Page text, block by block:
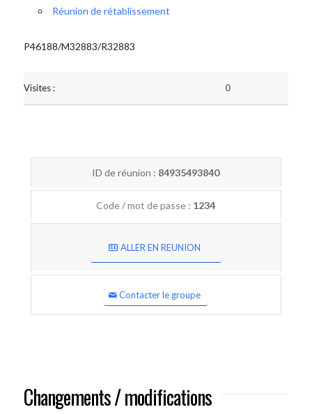
Réunion de rétablissement
P46188/M32883/R32883
Visites : 0
ID de réunion : 84935493840
Code / mot de passe : 1234
ALLER EN REUNION
Contacter le groupe
Changements / modifications